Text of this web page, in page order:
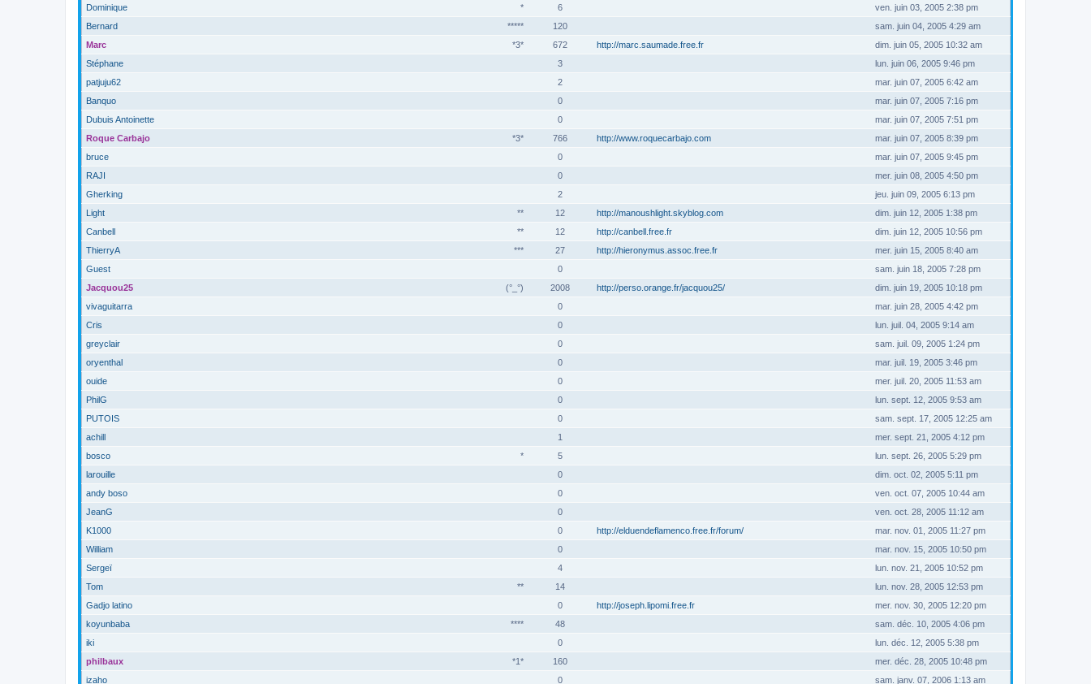
*
Dominique 6
ven. juin 03, 2005 2:38 pm
*****
Bernard 120
sam. juin 04, 2005 4:29 am
*3*
Marc 672 http://marc.saumade.free.fr
dim. juin 05, 2005 10:32 am
Stéphane
3
lun. juin 06, 2005 9:46 pm
patjuju62
2
mar. juin 07, 2005 6:42 am
Banquo
0
mar. juin 07, 2005 7:16 pm
Dubuis Antoinette
0
mar. juin 07, 2005 7:51 pm
*3*
Roque Carbajo 766 http://www.roquecarbajo.com
mar. juin 07, 2005 8:39 pm
bruce
0
mar. juin 07, 2005 9:45 pm
RAJI
0
mer. juin 08, 2005 4:50 pm
Gherking
2
jeu. juin 09, 2005 6:13 pm
**
Light 12 http://manoushlight.skyblog.com
dim. juin 12, 2005 1:38 pm
**
Canbell 12 http://canbell.free.fr
dim. juin 12, 2005 10:56 pm
***
ThierryA 27 http://hieronymus.assoc.free.fr
mer. juin 15, 2005 8:40 am
Guest
0
sam. juin 18, 2005 7:28 pm
(°_°)
Jacquou25 2008 http://perso.orange.fr/jacquou25/
dim. juin 19, 2005 10:18 pm
vivaguitarra
0
mar. juin 28, 2005 4:42 pm
Cris
0
lun. juil. 04, 2005 9:14 am
greyclair
0
sam. juil. 09, 2005 1:24 pm
oryenthal
0
mar. juil. 19, 2005 3:46 pm
ouide
0
mer. juil. 20, 2005 11:53 am
PhilG
0
lun. sept. 12, 2005 9:53 am
PUTOIS
0
sam. sept. 17, 2005 12:25 am
achill
1
mer. sept. 21, 2005 4:12 pm
*
bosco 5
lun. sept. 26, 2005 5:29 pm
larouille
0
dim. oct. 02, 2005 5:11 pm
andy boso
0
ven. oct. 07, 2005 10:44 am
JeanG
0
ven. oct. 28, 2005 11:12 am
K1000
0 http://elduendeflamenco.free.fr/forum/
mar. nov. 01, 2005 11:27 pm
William
0
mar. nov. 15, 2005 10:50 pm
Sergeï
4
lun. nov. 21, 2005 10:52 pm
**
Tom 14
lun. nov. 28, 2005 12:53 pm
Gadjo latino
0 http://joseph.lipomi.free.fr
mer. nov. 30, 2005 12:20 pm
****
koyunbaba 48
sam. déc. 10, 2005 4:06 pm
iki
0
lun. déc. 12, 2005 5:38 pm
*1*
philbaux 160
mer. déc. 28, 2005 10:48 pm
izaho
0 sam. janv. 07, 2006 1:13 am